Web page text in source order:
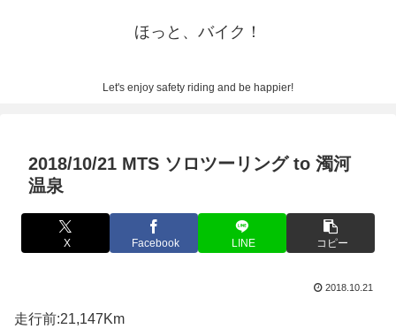
ほっと、バイク！
Let's enjoy safety riding and be happier!
2018/10/21 MTS ソロツーリング to 濁河
温泉
X Facebook LINE コピー
2018.10.21
走行前:21,147Km